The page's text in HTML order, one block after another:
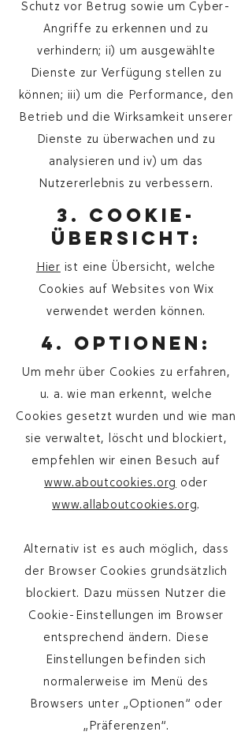
Schutz vor Betrug sowie um Cyber-
Angriffe zu erkennen und zu
verhindern; ii) um ausgewählte
Dienste zur Verfügung stellen zu
können; iii) um die Performance, den
Betrieb und die Wirksamkeit unserer
Dienste zu überwachen und zu
analysieren und iv) um das
Nutzererlebnis zu verbessern.
3. Cookie-
Übersicht:
Hier ist eine Übersicht, welche
Cookies auf Websites von Wix
verwendet werden können.
4. Optionen:
Um mehr über Cookies zu erfahren,
u. a. wie man erkennt, welche
Cookies gesetzt wurden und wie man
sie verwaltet, löscht und blockiert,
empfehlen wir einen Besuch auf
www.aboutcookies.org oder
www.allaboutcookies.org.
Alternativ ist es auch möglich, dass
der Browser Cookies grundsätzlich
blockiert. Dazu müssen Nutzer die
Cookie-Einstellungen im Browser
entsprechend ändern. Diese
Einstellungen befinden sich
normalerweise im Menü des
Browsers unter „Optionen“ oder
„Präferenzen“.